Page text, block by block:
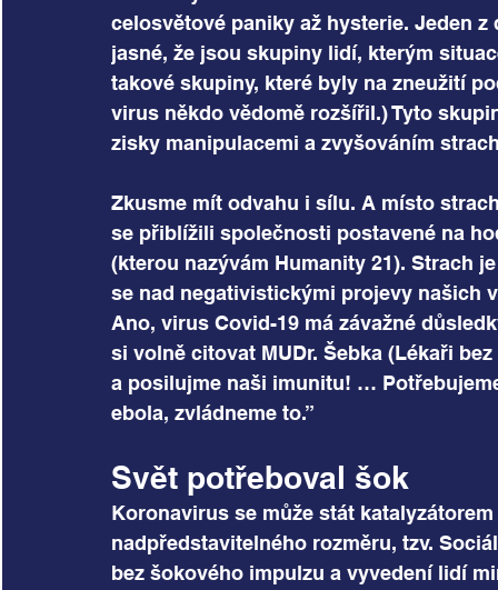
celosvětové paniky až hysterie. Jeden
jasné, že jsou skupiny lidí, kterým
takové skupiny, které byly na zneužití
virus někdo vědomě rozšířil.) Tyto
zisky manipulacemi a zvyšováním
Zkusme mít odvahu i sílu. A místo
se přiblížili společnosti postavené na
(kterou nazývám Humanity 21). Strach
se nad negativistickými projevy našich
Ano, virus Covid-19 má závažné
si volně citovat MUDr. Šebka (Lékaři
a posilujme naši imunitu! …
ebola, zvládneme to.”
Svět potřeboval šok
Koronavirus se může stát
nadpředstavitelného rozměru, tzv.
bez šokového impulzu a vyvedení lidí